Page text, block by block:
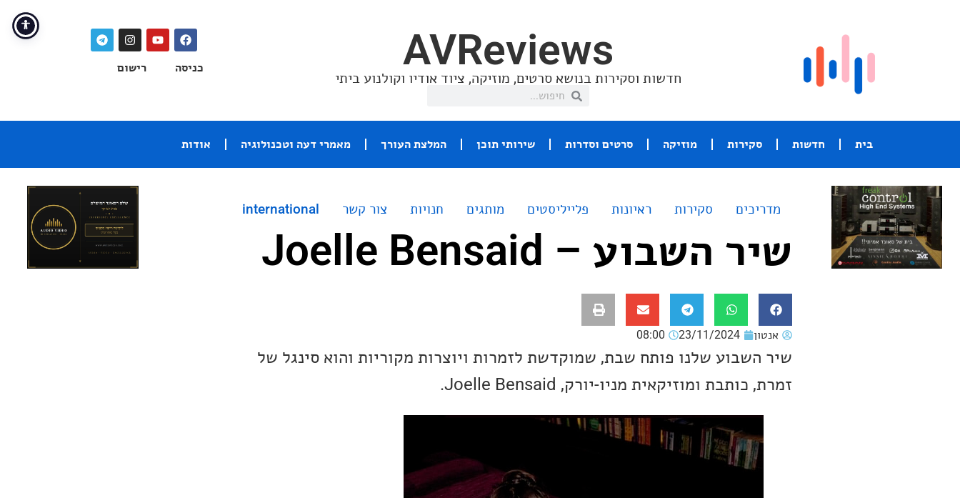
AVReviews
חדשות וסקירות בנושא סרטים, מוזיקה, ציוד אודיו וקולנוע ביתי
כניסה רישום
בית חדשות סקירות מוזיקה סרטים וסדרות שירותי תוכן המלצת העורך מאמרי דעה וטכנולוגיה אודות
מדריכים סקירות ראיונות פלייליסטים מותגים חנויות צור קשר international
שיר השבוע – Joelle Bensaid
אנטון 23/11/2024
08:00
שיר השבוע שלנו פותח שבת, שמוקדשת לזמרות ויוצרות מקוריות והוא סינגל של
זמרת, כותבת ומוזיקאית מניו-יורק, Joelle Bensaid.